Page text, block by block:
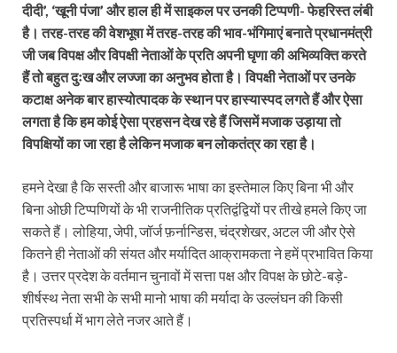
दीदी’, ‘खूनी पंजा’ और हाल ही में साइकल पर उनकी टिप्पणी- फेहरिस्त लंबी
है। तरह-तरह की वेशभूषा में तरह-तरह की भाव-भंगिमाएं बनाते प्रधानमंत्री
जी जब विपक्ष और विपक्षी नेताओं के प्रति अपनी घृणा की अभिव्यक्ति करते
हैं तो बहुत दुःख और लज्जा का अनुभव होता है। विपक्षी नेताओं पर उनके
कटाक्ष अनेक बार हास्योत्पादक के स्थान पर हास्यास्पद लगते हैं और ऐसा
लगता है कि हम कोई ऐसा प्रहसन देख रहे हैं जिसमें मजाक उड़ाया तो
विपक्षियों का जा रहा है लेकिन मजाक बन लोकतंत्र का रहा है।
हमने देखा है कि सस्ती और बाजारू भाषा का इस्तेमाल किए बिना भी और
बिना ओछी टिप्पणियों के भी राजनीतिक प्रतिद्वंद्वियों पर तीखे हमले किए जा
सकते हैं। लोहिया, जेपी, जॉर्ज फ़र्नान्डिस, चंद्रशेखर, अटल जी और ऐसे
कितने ही नेताओं की संयत और मर्यादित आक्रामकता ने हमें प्रभावित किया
है। उत्तर प्रदेश के वर्तमान चुनावों में सत्ता पक्ष और विपक्ष के छोटे-बड़े-
शीर्षस्थ नेता सभी के सभी मानो भाषा की मर्यादा के उल्लंघन की किसी
प्रतिस्पर्धा में भाग लेते नजर आते हैं।